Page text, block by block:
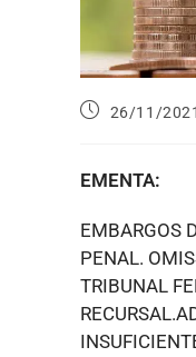
26/11/2021
EMENTA:
EMBARGOS
PENAL.
TRIBUNAL